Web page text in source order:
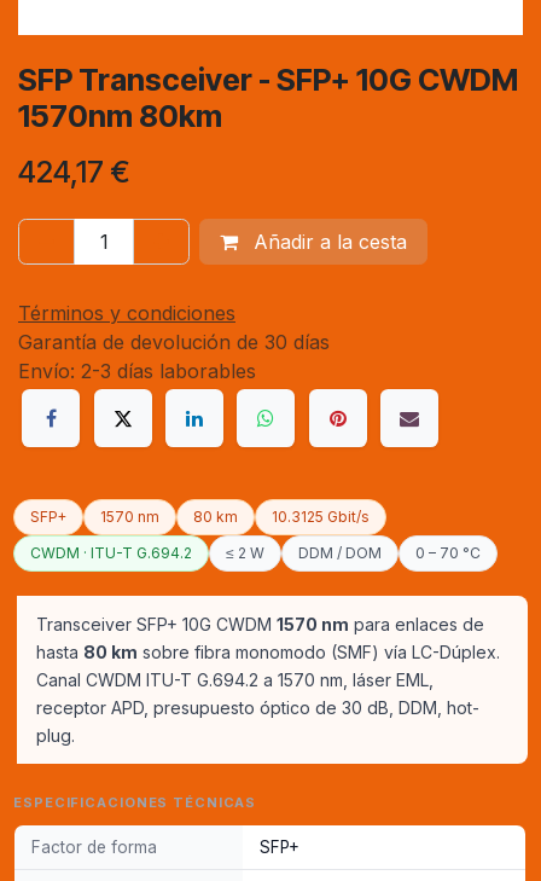
SFP Transceiver - SFP+ 10G CWDM
1570nm 80km
424,17 €
Añadir a la cesta
Términos y condiciones
Garantía de devolución de 30 días
Envío: 2-3 días laborables
SFP+ 1570 nm 80 km
10.3125 Gbit/s
CWDM · ITU-T G.694.2
≤ 2 W DDM / DOM 0 – 70 °C
Transceiver SFP+ 10G CWDM1570 nm para enlaces de
hasta 80 km sobre fibra monomodo (SMF) vía LC-Dúplex.
Canal CWDM ITU-T G.694.2 a 1570 nm, láser EML,
receptor APD, presupuesto óptico de 30 dB, DDM, hot-
plug.
ESPECIFICACIONES TÉCNICAS
Factor de forma SFP+